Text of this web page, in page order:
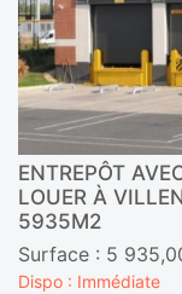
ENTREPÔT
LOUER À
5935M2
Surface : 5
Dispo : Immédiate